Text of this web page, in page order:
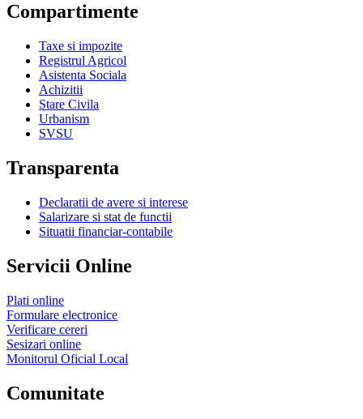
Compartimente
Taxe si impozite
Registrul Agricol
Asistenta Sociala
Achizitii
Stare Civila
Urbanism
SVSU
Transparenta
Declaratii de avere si interese
Salarizare si stat de functii
Situatii financiar-contabile
Servicii Online
Plati online
Formulare electronice
Verificare cereri
Sesizari online
Monitorul Oficial Local
Comunitate